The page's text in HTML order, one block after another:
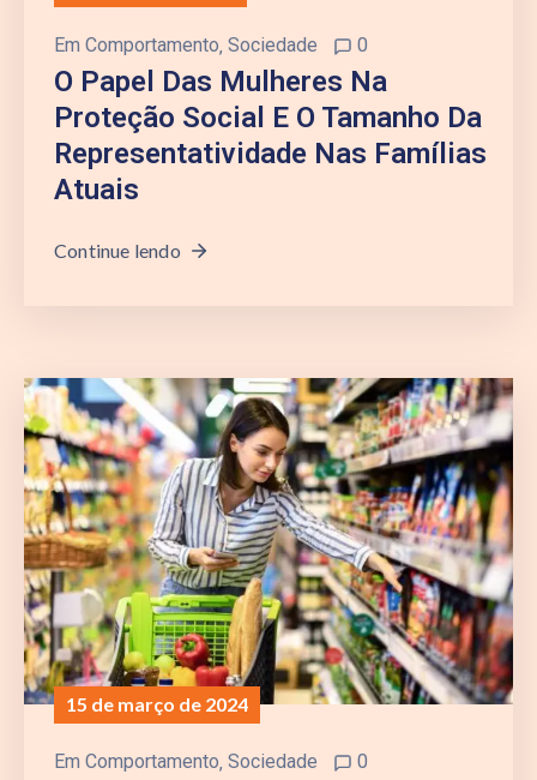
Em Comportamento‚ Sociedade 0
O Papel Das Mulheres Na
Proteção Social E O Tamanho Da
Representatividade Nas Famílias
Atuais
Continue lendo
15 de março de 2024
Em Comportamento‚ Sociedade 0